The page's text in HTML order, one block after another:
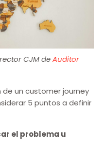
CJM deAuditor
de un customer journey
5 puntos a definir
el problema u